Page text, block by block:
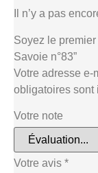
Il n’y a pas
Soyez le
Savoie n°83”
Votre adresse e-
obligatoires sont
Votre note
Votre avis *